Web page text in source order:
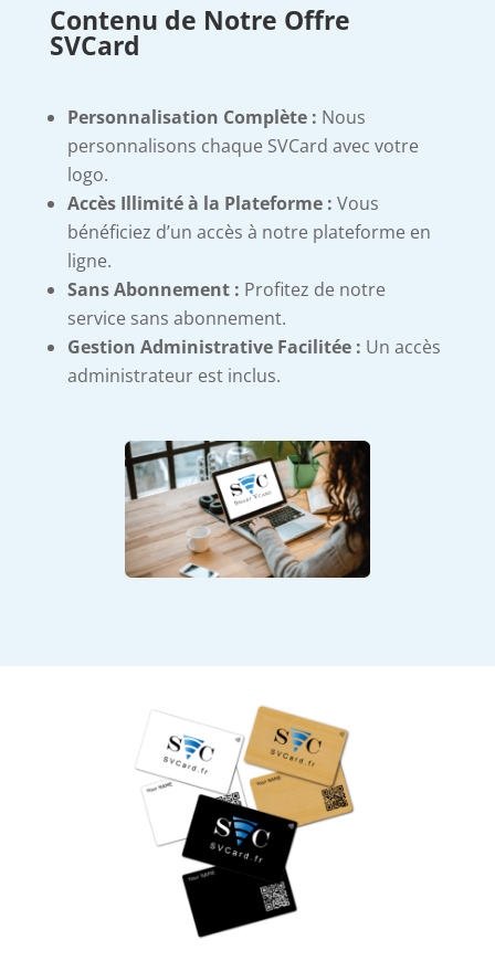
Contenu de Notre Offre
SVCard
Personnalisation Complète : Nous
personnalisons chaque SVCard avec votre
logo.
Accès Illimité à la Plateforme : Vous
bénéficiez d’un accès à notre plateforme en
ligne.
Sans Abonnement : Profitez de notre
service sans abonnement.
Gestion Administrative Facilitée : Un accès
administrateur est inclus.